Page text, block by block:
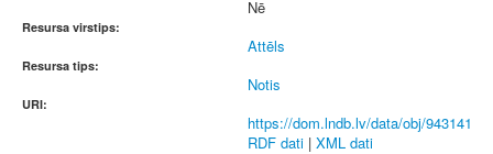
Nē
Resursa virstips:
Attēls
Resursa tips:
Notis
URI:
https://dom.lndb.lv/data/obj/943141
RDF dati | XML dati